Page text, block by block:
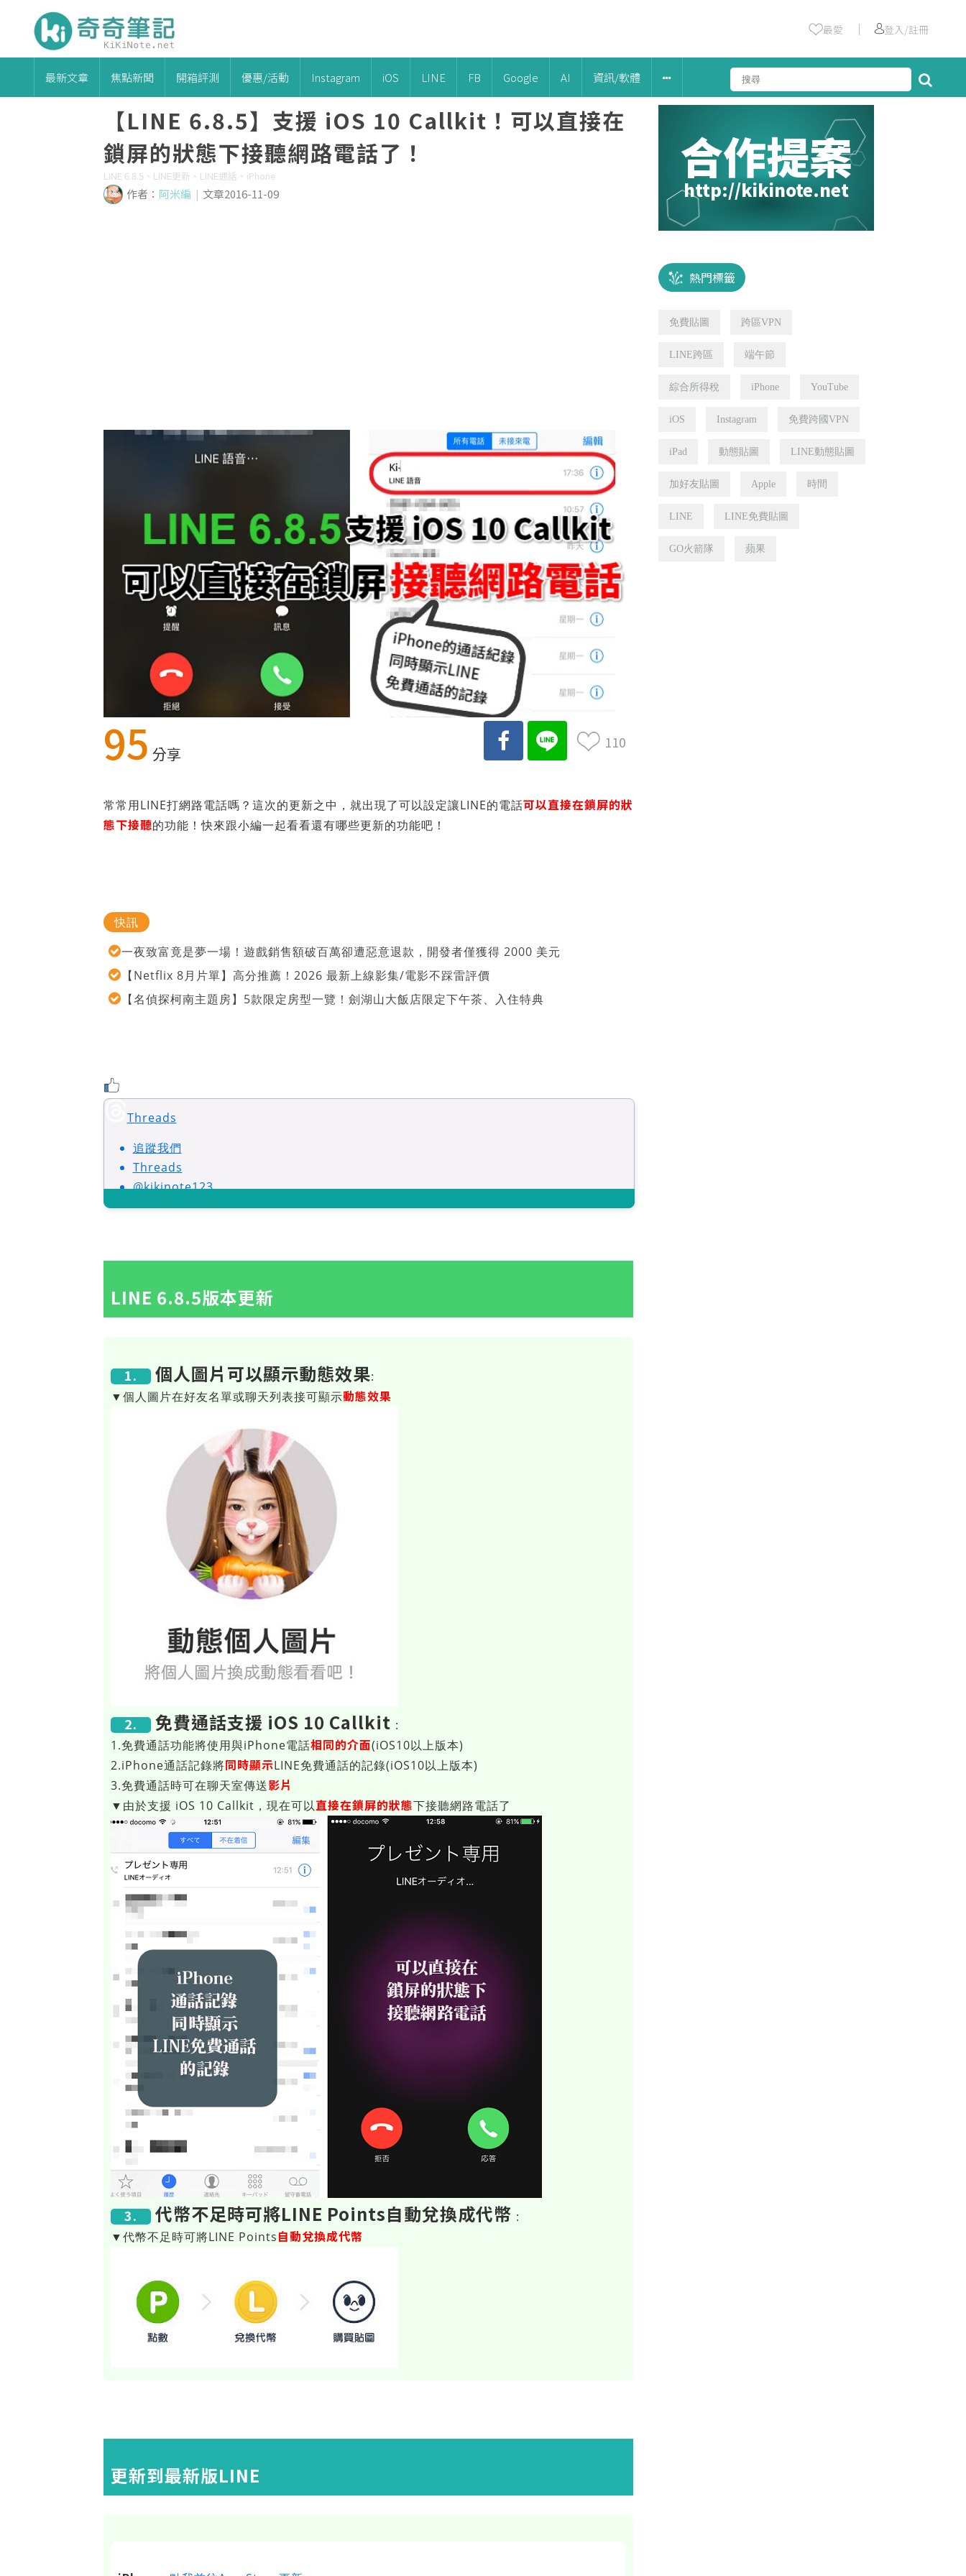
最愛 ｜ 登入/註冊
最新文章 焦點新聞 開箱評測 優惠/活動 Instagram iOS LINE FB Google AI 資訊/軟體
合作提案
http://kikinote.net
熱門標籤
免費貼圖 跨區VPN
LINE跨區 端午節
綜合所得稅 iPhone YouTube
iOS Instagram 免費跨國VPN
iPad 動態貼圖 LINE動態貼圖
加好友貼圖 Apple 時間
LINE LINE免費貼圖
GO火箭隊 蘋果
【LINE 6.8.5】支援 iOS 10 Callkit！可以直接在
鎖屏的狀態下接聽網路電話了！
LINE 6.8.5、LINE更新、LINE通話、iPhone
作者： 阿米編 | 文章2016-11-09
95 分享
110
常常用LINE打網路電話嗎？這次的更新之中，就出現了可以設定讓LINE的電話可以直接在鎖屏的狀
態下接聽的功能！快來跟小編一起看看還有哪些更新的功能吧！
快訊
一夜致富竟是夢一場！遊戲銷售額破百萬卻遭惡意退款，開發者僅獲得 2000 美元
【Netflix 8月片單】高分推薦！2026 最新上線影集/電影不踩雷評價
【名偵探柯南主題房】5款限定房型一覽！劍湖山大飯店限定下午茶、入住特典
Threads
追蹤我們
Threads
@kikinote123
LINE 6.8.5版本更新
1.個人圖片可以顯示動態效果:
▼個人圖片在好友名單或聊天列表接可顯示動態效果
2.免費通話支援 iOS 10 Callkit :
1.免費通話功能將使用與iPhone電話相同的介面(iOS10以上版本)
2.iPhone通話記錄將同時顯示LINE免費通話的記錄(iOS10以上版本)
3.免費通話時可在聊天室傳送影片
▼由於支援 iOS 10 Callkit，現在可以直接在鎖屏的狀態下接聽網路電話了
3.代幣不足時可將LINE Points自動兌換成代幣 :
▼代幣不足時可將LINE Points自動兌換成代幣
更新到最新版LINE